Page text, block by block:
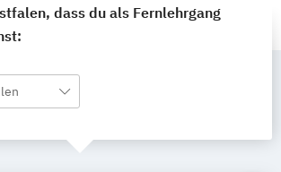
dass du als Fernlehrgang